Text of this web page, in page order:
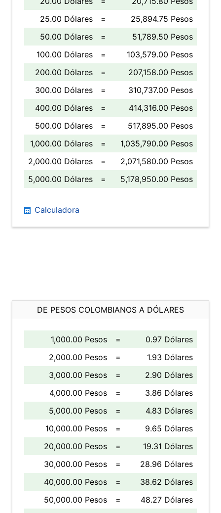
25.00 Dólares
=
25,894.75 Pesos
50.00 Dólares
=
51,789.50 Pesos
100.00 Dólares
=
103,579.00 Pesos
200.00 Dólares
=
207,158.00 Pesos
300.00 Dólares
=
310,737.00 Pesos
400.00 Dólares
=
414,316.00 Pesos
500.00 Dólares
=
517,895.00 Pesos
1,000.00 Dólares
=
1,035,790.00 Pesos
2,000.00 Dólares
=
2,071,580.00 Pesos
5,000.00 Dólares
= 5,178,950.00 Pesos
Calculadora
DE PESOS COLOMBIANOS A DÓLARES
1,000.00 Pesos =
0.97 Dólares
2,000.00 Pesos
=
1.93 Dólares
3,000.00 Pesos
=
2.90 Dólares
4,000.00 Pesos
=
3.86 Dólares
5,000.00 Pesos
=
4.83 Dólares
10,000.00 Pesos
=
9.65 Dólares
20,000.00 Pesos
=
19.31 Dólares
30,000.00 Pesos
=
28.96 Dólares
40,000.00 Pesos
=
38.62 Dólares
50,000.00 Pesos
=
48.27 Dólares